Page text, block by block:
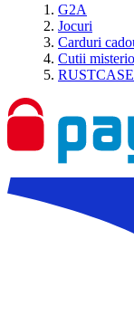
G2A
Jocuri
Carduri
Cutii